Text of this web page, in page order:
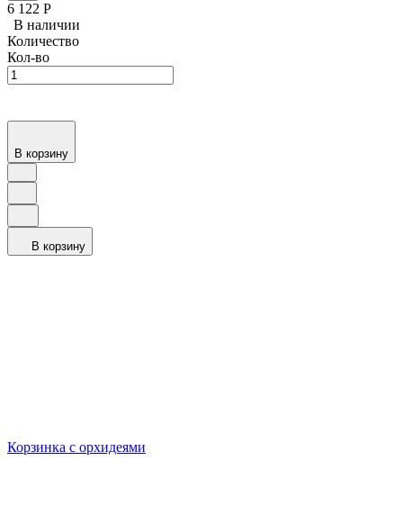
6 122 Р
В наличии
Количество
Кол-во
В корзину
В корзину
Корзинка с орхидеями